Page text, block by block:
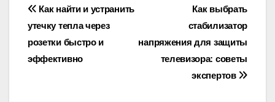
Навигация
по
записям
Как выбрать
стабилизатор
напряжения для защиты
телевизора: советы
экспертов
Как найти и устранить
утечку тепла через
розетки быстро и
эффективно